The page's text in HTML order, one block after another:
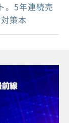
。5年連続売
策本